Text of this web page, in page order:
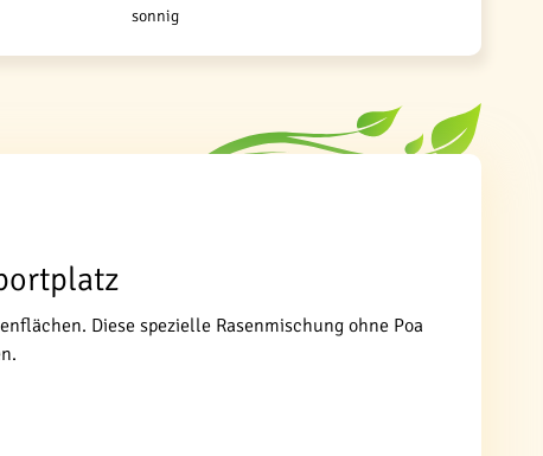
sonnig
Diese spezielle Rasenmischung ohne Poa